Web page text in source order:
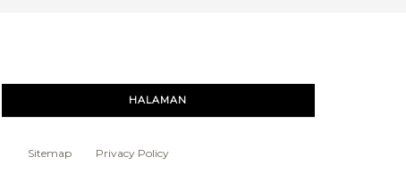
HALAMAN
Sitemap Privacy Policy